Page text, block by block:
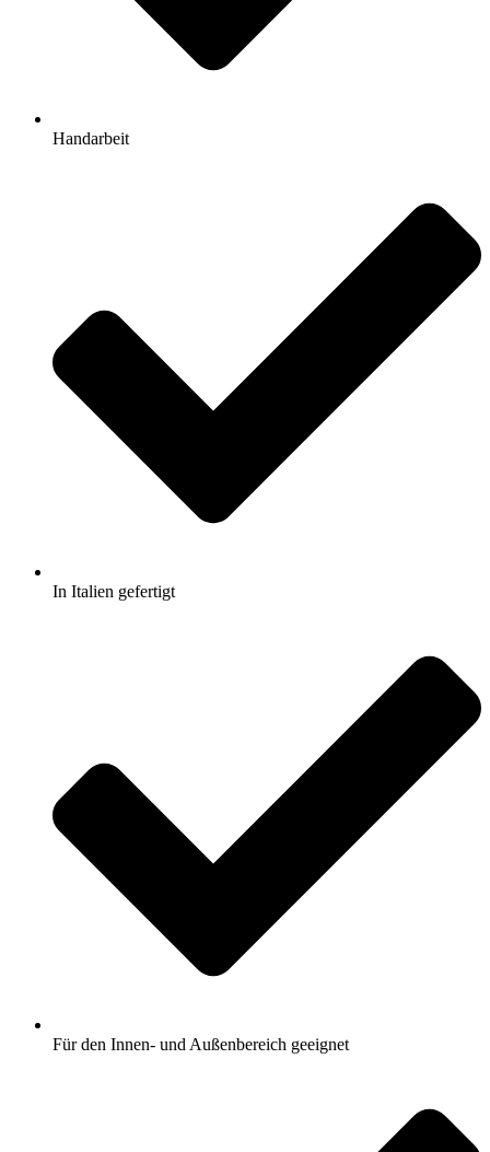
Handarbeit
In Italien gefertigt
Für den Innen- und Außenbereich geeignet